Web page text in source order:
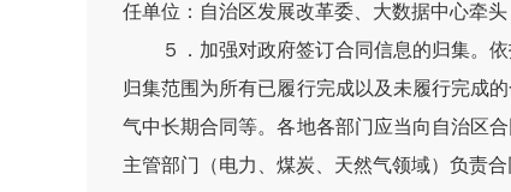
任单位：自治区发展改革委、大数据中心牵
５．加强对政府签订合同信息的归集。
归集范围为所有已履行完成以及未履行完成
气中长期合同等。各地各部门应当向自治区
主管部门（电力、煤炭、天然气领域）负责